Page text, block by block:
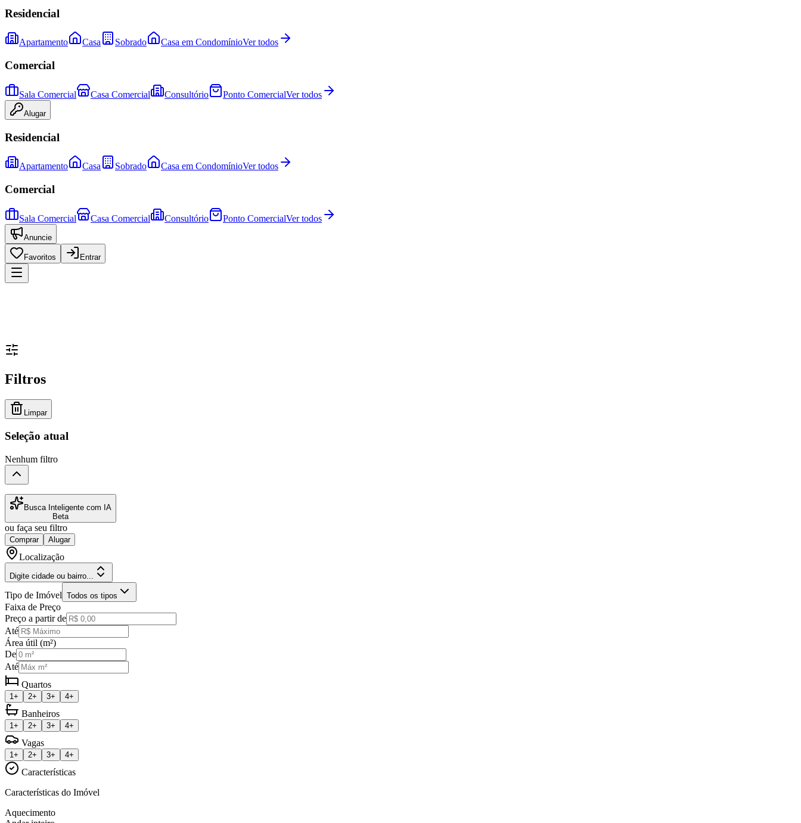
Residencial
Apartamento Casa Sobrado Casa em CondomínioVer todos
Comercial
Sala Comercial Casa Comercial Consultório Ponto ComercialVer todos
Alugar
Residencial
Apartamento Casa Sobrado Casa em CondomínioVer todos
Comercial
Sala Comercial Casa Comercial Consultório Ponto ComercialVer todos
Anuncie
Favoritos Entrar
Filtros
Limpar
Seleção atual
Nenhum filtro
Busca Inteligente com IA
Beta
ou faça seu filtro
Comprar Alugar
Localização
Digite cidade ou bairro...
Tipo de Imóvel Todos os tipos
Faixa de Preço
Preço a partir de
Até
Área útil (m²)
De
Até
Quartos
1+ 2+ 3+ 4+
Banheiros
1+ 2+ 3+ 4+
Vagas
1+ 2+ 3+ 4+
Características
Características do Imóvel
Aquecimento